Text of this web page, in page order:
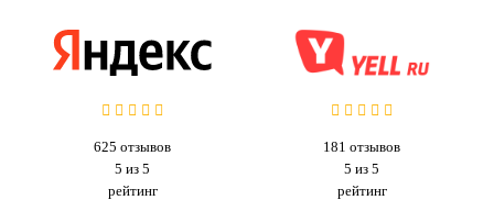
625 отзывов
5 из 5
рейтинг
181 отзывов
5 из 5
рейтинг